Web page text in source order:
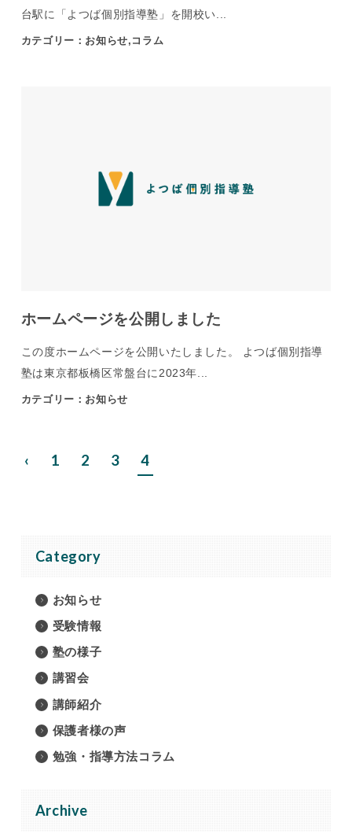
台駅に「よつば個別指導塾」を開校い...
カテゴリー：お知らせ,コラム
ホームページを公開しました
この度ホームページを公開いたしました。 よつば個別指導
塾は東京都板橋区常盤台に2023年...
カテゴリー：お知らせ
‹ 1 2 3 4
Category
お知らせ
受験情報
塾の様子
講習会
講師紹介
保護者様の声
勉強・指導方法コラム
Archive